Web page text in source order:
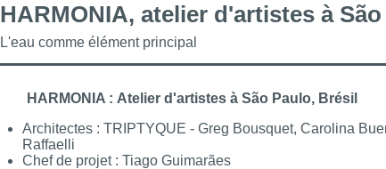
HARMONIA, atelier d'artistes à
L'eau comme élément principal
HARMONIA : Atelier d'artistes à São Paulo, Brésil
Architectes : TRIPTYQUE - Greg Bousquet, Carolina
Raffaelli
Chef de projet : Tiago Guimarães